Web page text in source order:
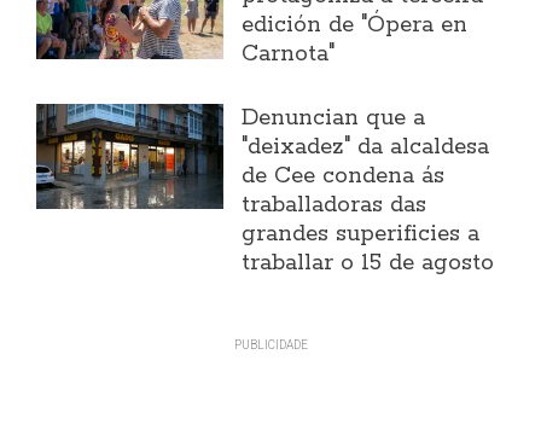
edición de "Ópera en
Carnota"
Denuncian que a
"deixadez" da alcaldesa
de Cee condena ás
traballadoras das
grandes superificies a
traballar o 15 de agosto